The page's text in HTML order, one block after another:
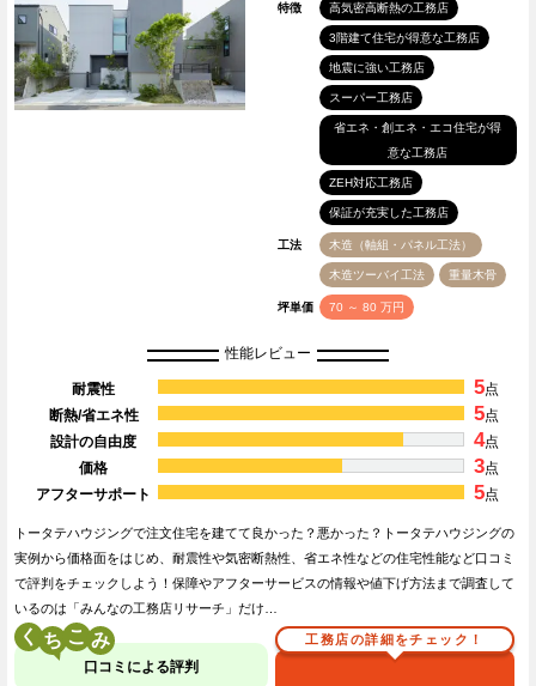
特徴 高気密高断熱の工務店
3階建て住宅が得意な工務店
地震に強い工務店
スーパー工務店
省エネ・創エネ・エコ住宅が得
意な工務店
ZEH対応工務店
保証が充実した工務店
工法 木造（軸組・パネル工法）
木造ツーバイ工法 重量木骨
坪単価 70 ～ 80 万円
性能レビュー
耐震性 5点
断熱/省エネ性
5点
設計の自由度
4点
価格
3点
アフターサポート
5点
トータテハウジングで注文住宅を建てて良かった？悪かった？トータテハウジングの
実例から価格面をはじめ、耐震性や気密断熱性、省エネ性などの住宅性能など口コミ
で評判をチェックしよう！保障やアフターサービスの情報や値下げ方法まで調査して
いるのは「みんなの工務店リサーチ」だけ…
く こ
口コミによる評判
工務店の詳細をチェック！